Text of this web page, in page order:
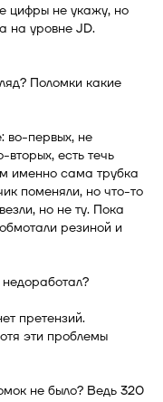
цифры не укажу, но
на уровне JD.
Поломки какие
первых, не
вторых, есть течь
именно сама трубка
поменяли, но что-то
но не ту. Пока
резиной и
претензий.
эти проблемы
не было? Ведь 320